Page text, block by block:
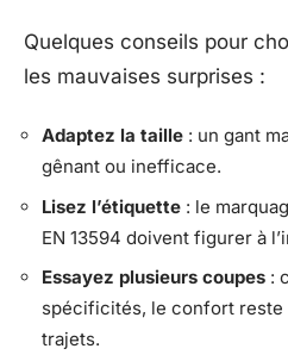
Quelques conseils pour
les mauvaises surprises :
Adaptez la taille : un gant
gênant ou inefficace.
Lisez l’étiquette : le
EN 13594 doivent figurer à
Essayez plusieurs coupes :
spécificités, le confort
trajets.